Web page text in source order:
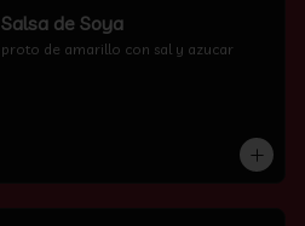
Salsa de Soya
proto de amarillo con sal y azucar